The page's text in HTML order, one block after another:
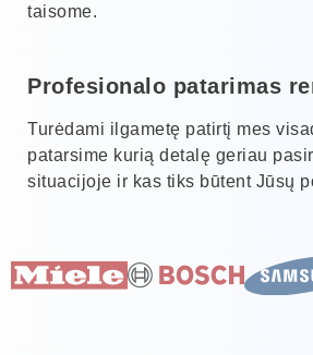
taisome.
Profesionalo patarimas
Turėdami ilgametę patirtį mes
patarsime kurią detalę geriau
situacijoje ir kas tiks būtent Jūsų